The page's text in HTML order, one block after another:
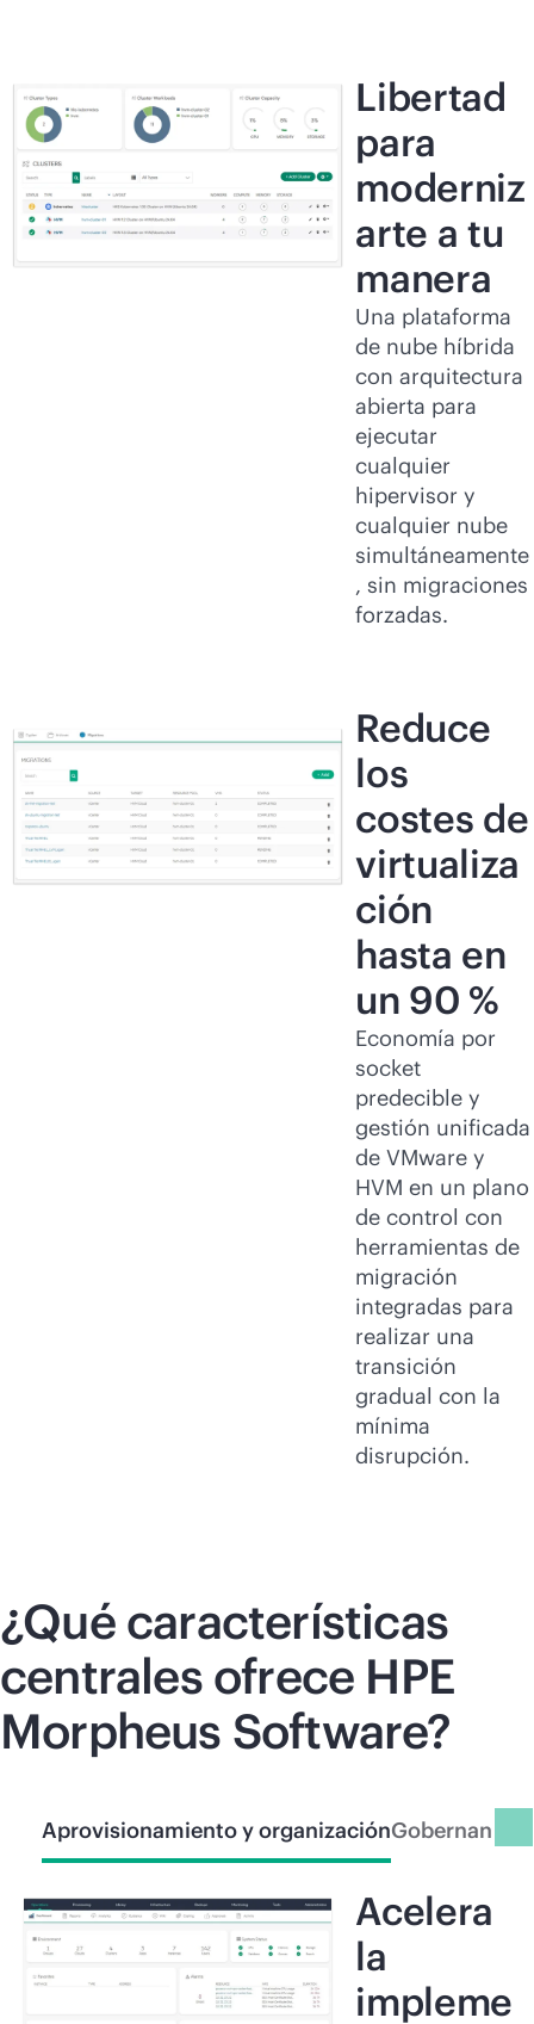
Libertad
para
moderniz
arte a tu
manera
Una plataforma
de nube híbrida
con arquitectura
abierta para
ejecutar
cualquier
hipervisor y
cualquier nube
simultáneamente
, sin migraciones
forzadas.
Reduce
los
costes de
virtualiza
ción
hasta en
un 90 %
Economía por
socket
predecible y
gestión unificada
de VMware y
HVM en un plano
de control con
herramientas de
migración
integradas para
realizar una
transición
gradual con la
mínima
disrupción.
¿Qué características
centrales ofrece HPE
Morpheus Software?
Aprovisionamiento y organizaciónGobernanza
Acelera
la
impleme